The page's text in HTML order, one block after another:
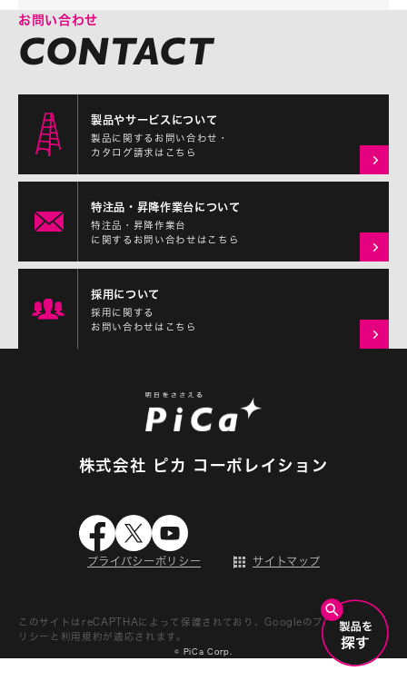
用）
お問い合わせ
製品やサービスについて
製品に関するお問い合わせ・
カタログ請求はこちら
特注品・昇降作業台について
特注品・昇降作業台
に関するお問い合わせはこちら
採用について
採用に関する
お問い合わせはこちら
株式会社 ピカ コーポレイション
プライバシーポリシー サイトマップ
このサイトはreCAPTHAによって保護されており、Googleの プライバシーポ
リシー と 利用規約 が適応されます。
© PiCa Corp.